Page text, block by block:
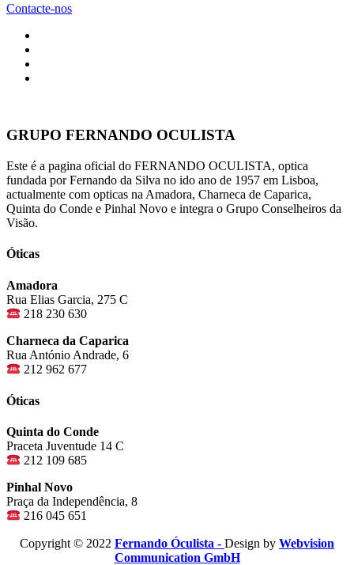
Contacte-nos
GRUPO FERNANDO OCULISTA
Este é a pagina oficial do FERNANDO OCULISTA, optica
fundada por Fernando da Silva no ido ano de 1957 em Lisboa,
actualmente com opticas na Amadora, Charneca de Caparica,
Quinta do Conde e Pinhal Novo e integra o Grupo Conselheiros da
Visão.
Óticas
Amadora
Rua Elias Garcia, 275 C
218 230 630
Charneca da Caparica
Rua António Andrade, 6
212 962 677
Óticas
Quinta do Conde
Praceta Juventude 14 C
212 109 685
Pinhal Novo
Praça da Independência, 8
216 045 651
Copyright © 2022 Fernando Óculista - Design by Webvision
Communication GmbH